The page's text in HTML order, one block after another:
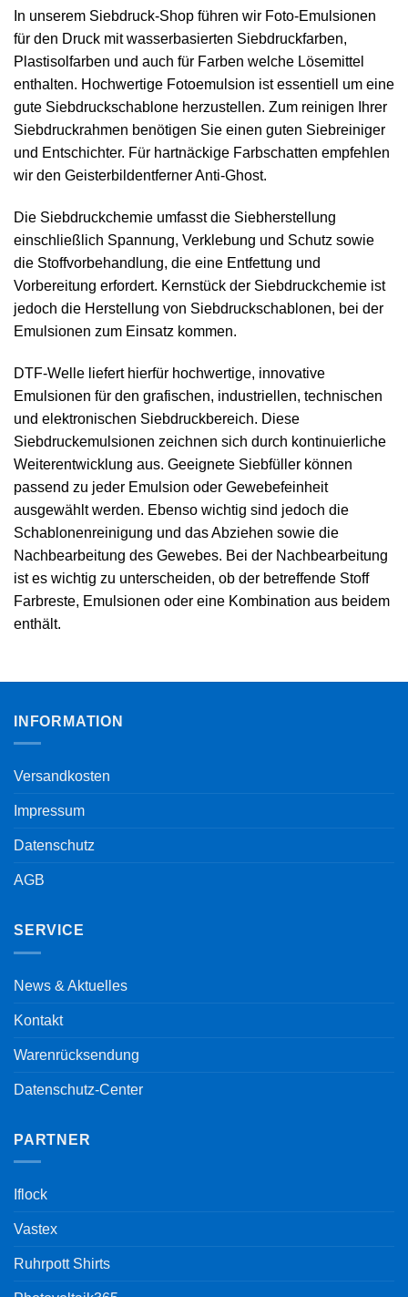
In unserem Siebdruck-Shop führen wir Foto-Emulsionen
für den Druck mit wasserbasierten Siebdruckfarben,
Plastisolfarben und auch für Farben welche Lösemittel
enthalten. Hochwertige Fotoemulsion ist essentiell um eine
gute Siebdruckschablone herzustellen. Zum reinigen Ihrer
Siebdruckrahmen benötigen Sie einen guten Siebreiniger
und Entschichter. Für hartnäckige Farbschatten empfehlen
wir den Geisterbildentferner Anti-Ghost.
Die Siebdruckchemie umfasst die Siebherstellung
einschließlich Spannung, Verklebung und Schutz sowie
die Stoffvorbehandlung, die eine Entfettung und
Vorbereitung erfordert. Kernstück der Siebdruckchemie ist
jedoch die Herstellung von Siebdruckschablonen, bei der
Emulsionen zum Einsatz kommen.
DTF-Welle liefert hierfür hochwertige, innovative
Emulsionen für den grafischen, industriellen, technischen
und elektronischen Siebdruckbereich. Diese
Siebdruckemulsionen zeichnen sich durch kontinuierliche
Weiterentwicklung aus. Geeignete Siebfüller können
passend zu jeder Emulsion oder Gewebefeinheit
ausgewählt werden. Ebenso wichtig sind jedoch die
Schablonenreinigung und das Abziehen sowie die
Nachbearbeitung des Gewebes. Bei der Nachbearbeitung
ist es wichtig zu unterscheiden, ob der betreffende Stoff
Farbreste, Emulsionen oder eine Kombination aus beidem
enthält.
INFORMATION
Versandkosten
Impressum
Datenschutz
AGB
SERVICE
News & Aktuelles
Kontakt
Warenrücksendung
Datenschutz-Center
PARTNER
Iflock
Vastex
Ruhrpott Shirts